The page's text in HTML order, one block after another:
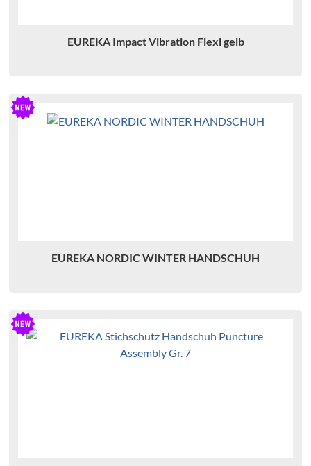
EUREKA Impact Vibration Flexi gelb
EUREKA NORDIC WINTER HANDSCHUH